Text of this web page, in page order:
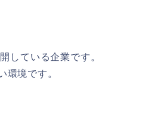
している企業です。
境です。